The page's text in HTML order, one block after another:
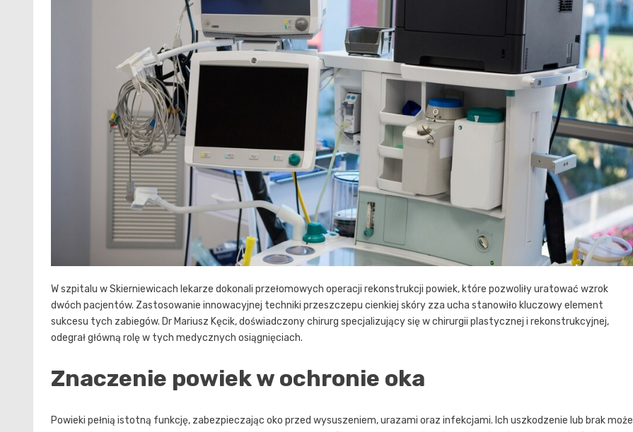
W szpitalu w Skierniewicach lekarze dokonali przełomowych operacji rekonstrukcji powiek, które pozwoliły uratować wzrok
dwóch pacjentów. Zastosowanie innowacyjnej techniki przeszczepu cienkiej skóry zza ucha stanowiło kluczowy element
sukcesu tych zabiegów. Dr Mariusz Kęcik, doświadczony chirurg specjalizujący się w chirurgii plastycznej i rekonstrukcyjnej,
odegrał główną rolę w tych medycznych osiągnięciach.
Znaczenie powiek w ochronie oka
Powieki pełnią istotną funkcję, zabezpieczając oko przed wysuszeniem, urazami oraz infekcjami. Ich uszkodzenie lub brak może